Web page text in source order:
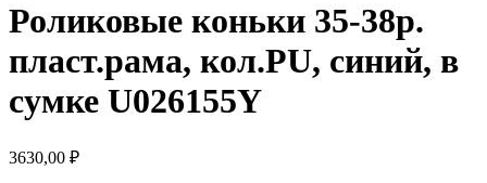
Роликовые коньки 35-38р.
пласт.рама, кол.PU, синий, в
сумке U026155Y
3630,00 ₽